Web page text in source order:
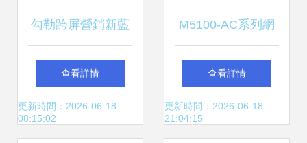
勾勒跨屏營銷新藍
圖 勾正科技梁劍宙
解讀技術驅動的衡
查看詳情
更新時間：2026-06-18
08:15:02
M5100-AC系列網
絡設備引領技術新
潮——上海勝源網
查看詳情
更新時間：2026-06-18
21:04:15